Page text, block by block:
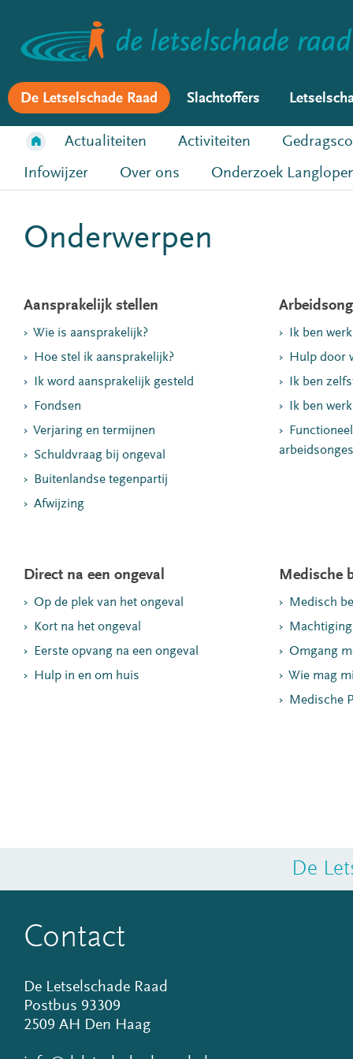
De Letselschade Raad Slachtoffers
Actualiteiten Activiteiten
Infowijzer
Over ons Onderzoek
Onderwerpen
Aansprakelijk stellen
Wie is aansprakelijk?
Hoe stel ik aansprakelijk?
Ik word aansprakelijk gesteld
Fondsen
Verjaring en termijnen
Schuldvraag bij ongeval
Buitenlandse tegenpartij
Afwijzing
Ik ben
Hulp door
Ik ben
Ik ben
Direct na een ongeval
Op de plek van het ongeval
Kort na het ongeval
Eerste opvang na een ongeval
Hulp in en om huis
Medische
Medisch
Omgang
Wie mag
Medische
De
Contact
De Letselschade Raad
Postbus 93309
2509 AH Den Haag